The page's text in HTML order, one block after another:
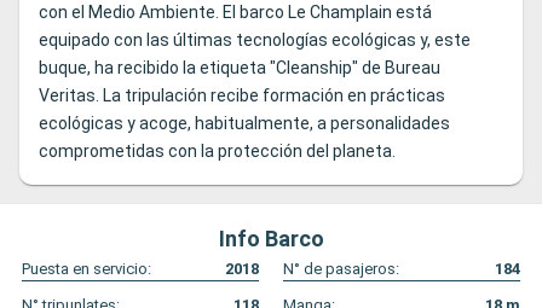
con el Medio Ambiente. El barco Le Champlain está
equipado con las últimas tecnologías ecológicas y, este
buque, ha recibido la etiqueta "Cleanship" de Bureau
Veritas. La tripulación recibe formación en prácticas
ecológicas y acoge, habitualmente, a personalidades
comprometidas con la protección del planeta.
Info Barco
Puesta en servicio: 2018 N° de pasajeros:
184